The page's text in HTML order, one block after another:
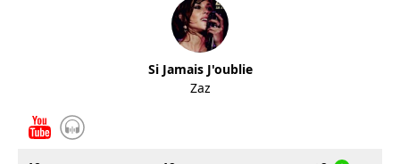
Si Jamais J'oublie
Zaz